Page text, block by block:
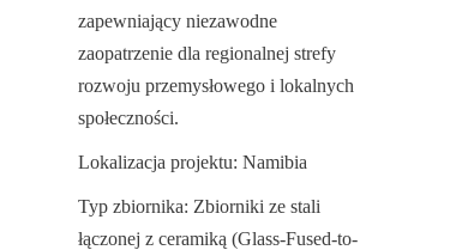
zapewniający niezawodne
zaopatrzenie dla regionalnej strefy
rozwoju przemysłowego i lokalnych
społeczności.
Lokalizacja projektu: Namibia
Typ zbiornika: Zbiorniki ze stali
łączonej z ceramiką (Glass-Fused-to-